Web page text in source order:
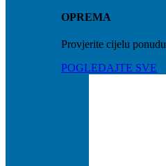
OPREMA
Provjerite cijelu ponudu
POGLEDAJTE SVE